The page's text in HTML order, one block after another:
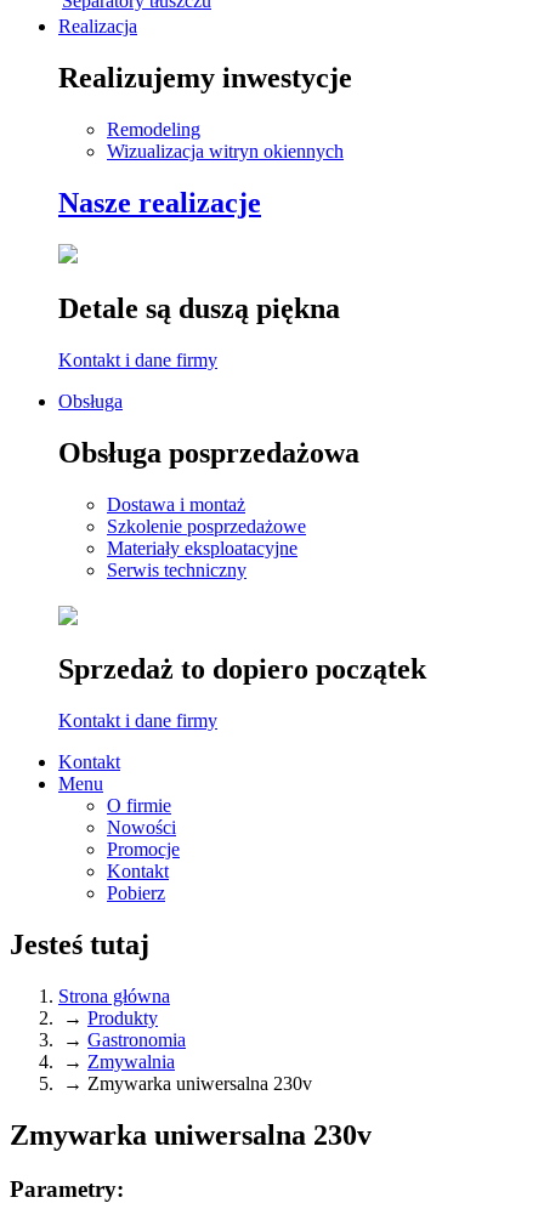
Realizacja
Realizujemy inwestycje
Remodeling
Wizualizacja witryn okiennych
Nasze realizacje
Detale są duszą piękna
Kontakt i dane firmy
Obsługa
Obsługa posprzedażowa
Dostawa i montaż
Szkolenie posprzedażowe
Materiały eksploatacyjne
Serwis techniczny
Sprzedaż to dopiero początek
Kontakt i dane firmy
Kontakt
Menu
O firmie
Nowości
Promocje
Kontakt
Pobierz
Jesteś tutaj
Strona główna
→ Produkty
→ Gastronomia
→ Zmywalnia
→ Zmywarka uniwersalna 230v
Zmywarka uniwersalna 230v
Parametry: